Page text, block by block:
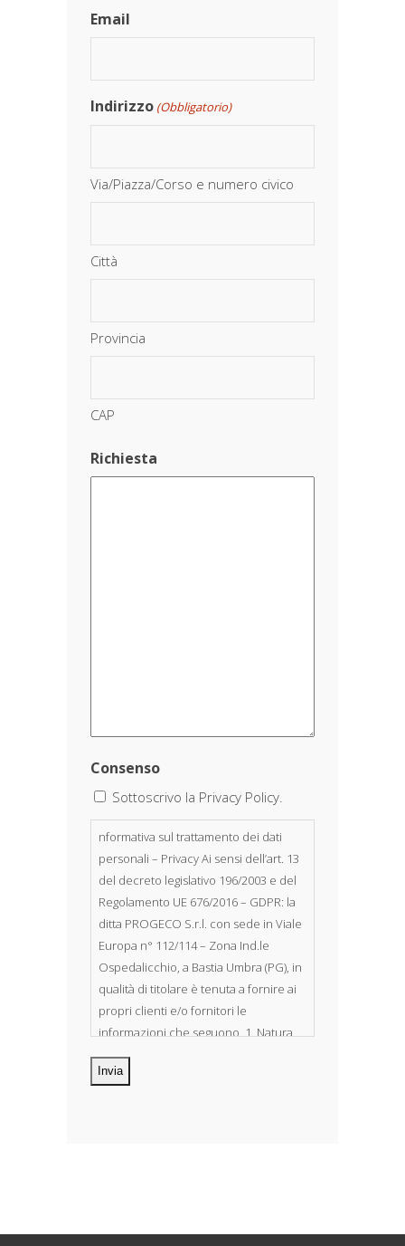
Email
Indirizzo (Obbligatorio)
Via/Piazza/Corso e numero civico
Città
Provincia
CAP
Richiesta
Consenso
Sottoscrivo la Privacy Policy.
nformativa sul trattamento dei dati
personali – Privacy Ai sensi dell’art. 13
del decreto legislativo 196/2003 e del
Regolamento UE 676/2016 – GDPR: la
ditta PROGECO S.r.l. con sede in Viale
Europa n° 112/114 – Zona Ind.le
Ospedalicchio, a Bastia Umbra (PG), in
qualità di titolare è tenuta a fornire ai
propri clienti e/o fornitori le
informazioni che seguono. 1. Natura
dei dati personali Costituiscono
oggetto di trattamento i Suoi dati